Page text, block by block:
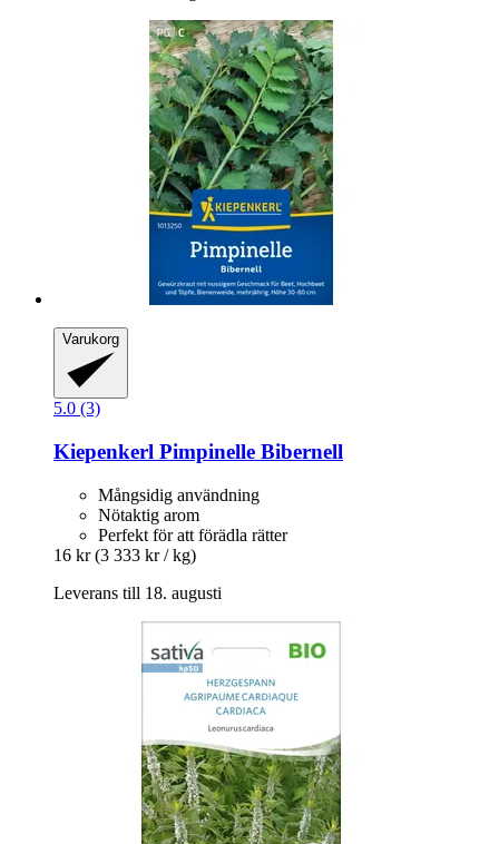
Varukorg
5.0 (3)
Kiepenkerl Pimpinelle Bibernell
Mångsidig användning
Nötaktig arom
Perfekt för att förädla rätter
16 kr (3 333 kr / kg)
Leverans till 18. augusti